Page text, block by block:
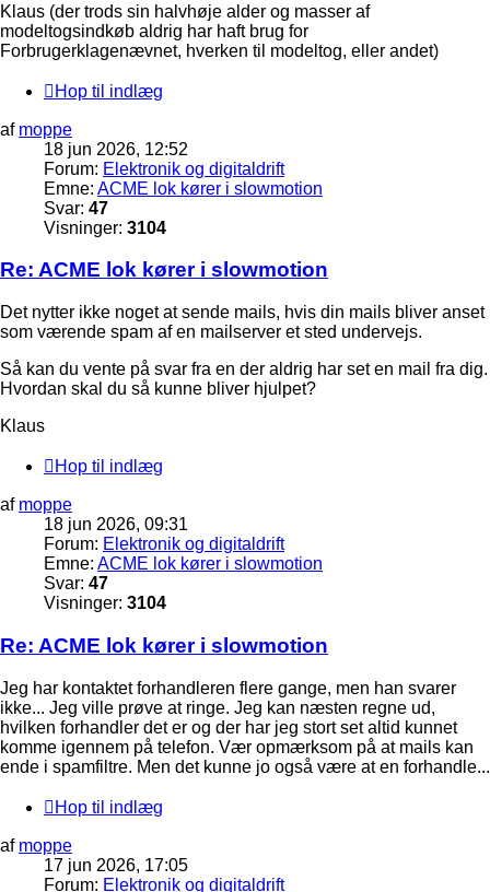
Klaus (der trods sin halvhøje alder og masser af
modeltogsindkøb aldrig har haft brug for
Forbrugerklagenævnet, hverken til modeltog, eller andet)
Hop til indlæg
af moppe
18 jun 2026, 12:52
Forum: Elektronik og digitaldrift
Emne: ACME lok kører i slowmotion
Svar: 47
Visninger: 3104
Re: ACME lok kører i slowmotion
Det nytter ikke noget at sende mails, hvis din mails bliver anset
som værende spam af en mailserver et sted undervejs.
Så kan du vente på svar fra en der aldrig har set en mail fra dig.
Hvordan skal du så kunne bliver hjulpet?
Klaus
Hop til indlæg
af moppe
18 jun 2026, 09:31
Forum: Elektronik og digitaldrift
Emne: ACME lok kører i slowmotion
Svar: 47
Visninger: 3104
Re: ACME lok kører i slowmotion
Jeg har kontaktet forhandleren flere gange, men han svarer
ikke... Jeg ville prøve at ringe. Jeg kan næsten regne ud,
hvilken forhandler det er og der har jeg stort set altid kunnet
komme igennem på telefon. Vær opmærksom på at mails kan
ende i spamfiltre. Men det kunne jo også være at en forhandle...
Hop til indlæg
af moppe
17 jun 2026, 17:05
Forum: Elektronik og digitaldrift